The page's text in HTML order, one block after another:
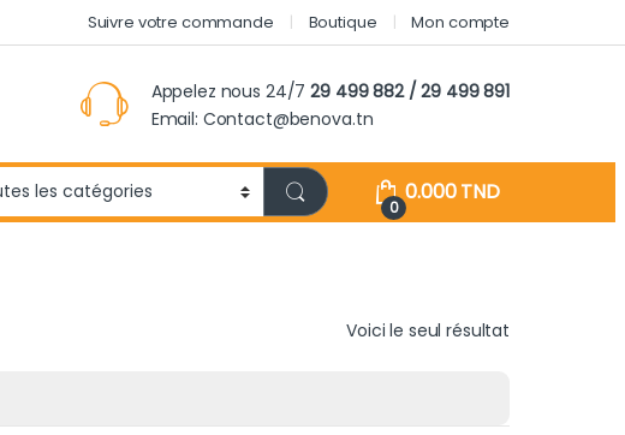
Suivre votre commande Boutique Mon compte
Appelez nous 24/729 499 882 / 29 499 891
Email: Contact@benova.tn
0
0.000TND
Voici le seul résultat